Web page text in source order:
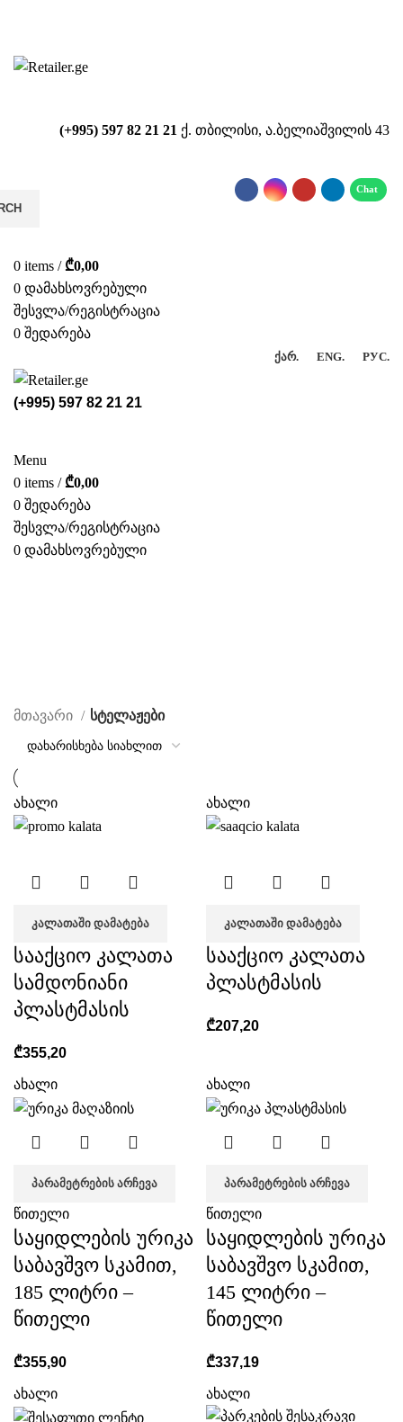
(+995) 597 82 21 21 ქ. თბილისი, ა.ბელიაშვილის 43
0 items / ₾0,00
0 დამახსოვრებული
შესვლა/რეგისტრაცია
0 შედარება
ᲥᲐᲠ. ENG. РУС.
(+995) 597 82 21 21
Menu
0 items / ₾0,00
0 შედარება
შესვლა/რეგისტრაცია
0 დამახსოვრებული
მთავარი სტელაჟები
ახალი
ᲙᲐᲚᲐᲗᲐᲨᲘ ᲓᲐᲛᲐᲢᲔᲑᲐ
სააქციო კალათა
სამდონიანი
პლასტმასის
₾355,20
ახალი
ᲙᲐᲚᲐᲗᲐᲨᲘ ᲓᲐᲛᲐᲢᲔᲑᲐ
სააქციო კალათა
პლასტმასის
₾207,20
ახალი
ᲞᲐᲠᲐᲛᲔᲢᲠᲔᲑᲘᲡ ᲐᲠᲩᲔᲕᲐ
წითელი
საყიდლების ურიკა
საბავშვო სკამით,
185 ლიტრი –
წითელი
₾355,90
ახალი
ᲞᲐᲠᲐᲛᲔᲢᲠᲔᲑᲘᲡ ᲐᲠᲩᲔᲕᲐ
წითელი
საყიდლების ურიკა
საბავშვო სკამით,
145 ლიტრი –
წითელი
₾337,19
ახალი ახალი